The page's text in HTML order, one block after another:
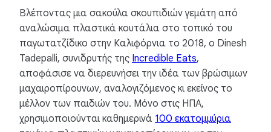
Βλέποντας μια σακούλα σκουπιδιών γεμάτη από
αναλώσιμα πλαστικά κουτάλια στο τοπικό του
παγωτατζίδικο στην Καλιφόρνια το 2018, ο Dinesh
Tadepalli, συνιδρυτής της Incredible Eats,
αποφάσισε να διερευνήσει την ιδέα των βρώσιμων
μαχαιροπίρουνων, αναλογιζόμενος κι εκείνος το
μέλλον των παιδιών του. Μόνο στις ΗΠΑ,
χρησιμοποιούνται καθημερινά 100 εκατομμύρια